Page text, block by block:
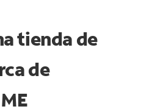
tienda de
de